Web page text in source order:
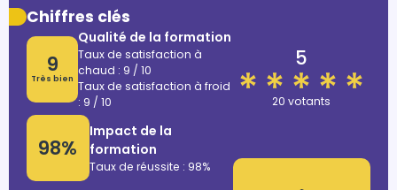
Chiffres clés
9
Très bien
Qualité de la formation
Taux de satisfaction à
chaud : 9 / 10
Taux de satisfaction à froid
: 9 / 10
98%
Impact de la
formation
Taux de réussite : 98%
5
20 votants